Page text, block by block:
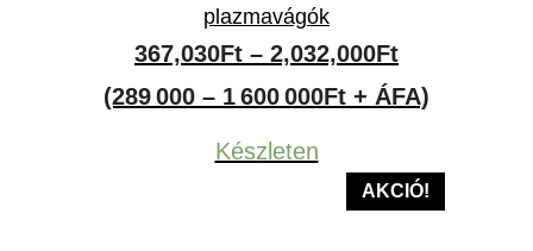
plazmavágók
367,030Ft – 2,032,000Ft
367,030Ft
2,032,000Ft
(289 000 – 1 600 000Ft + ÁFA)
Készleten
AKCIÓ!